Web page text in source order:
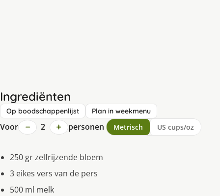
Ingrediënten
Op boodschappenlijst Plan in weekmenu
Voor − 2 + personen Metrisch US cups/oz
250 gr zelfrijzende bloem
3 eikes vers van de pers
500 ml melk